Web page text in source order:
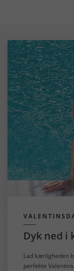
Dyk ned i
Lad kærligheden
perfekte